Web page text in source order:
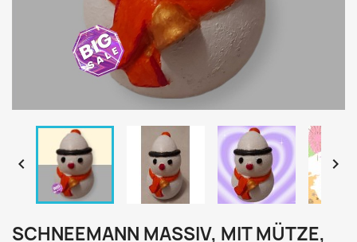
 
SCHNEEMANN MASSIV, MIT MÜTZE,